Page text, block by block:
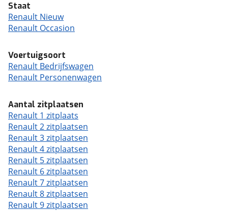
Staat
Renault Nieuw
Renault Occasion
Voertuigsoort
Renault Bedrijfswagen
Renault Personenwagen
Aantal zitplaatsen
Renault 1 zitplaats
Renault 2 zitplaatsen
Renault 3 zitplaatsen
Renault 4 zitplaatsen
Renault 5 zitplaatsen
Renault 6 zitplaatsen
Renault 7 zitplaatsen
Renault 8 zitplaatsen
Renault 9 zitplaatsen